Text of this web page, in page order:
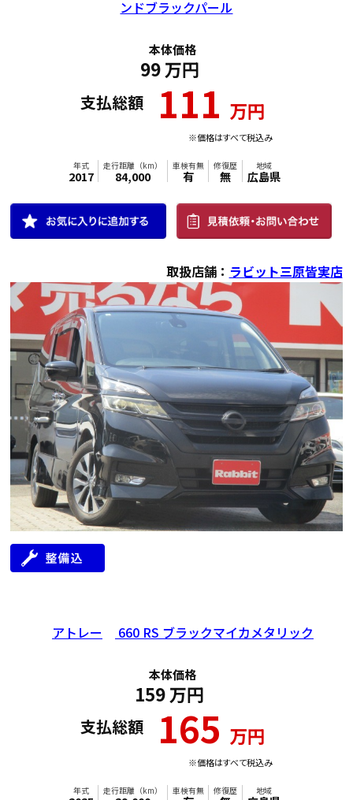
ンドブラックパール
本体価格
99万円
支払総額 111 万円
※価格はすべて税込み
年式
2017
走行距離（km）
84,000
車検有無
有
修復歴
無
地域
広島県
取扱店舗： ラビット三原皆実店
アトレー 660 RS ブラックマイカメタリック
本体価格
159万円
支払総額 165 万円
※価格はすべて税込み